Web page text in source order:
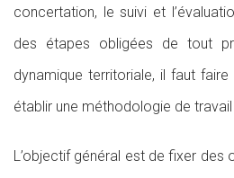
concertation, le suivi et
des étapes obligées de tout
dynamique territoriale, il faut
établir une méthodologie de
L’objectif général est de fixer des